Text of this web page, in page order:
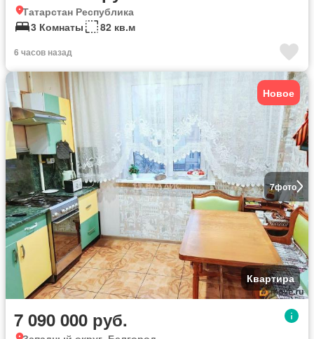
Татарстан Республика
3 Комнаты
82 кв.м
6 часов назад
7фото
Новое
Квартира
7 090 000 руб.